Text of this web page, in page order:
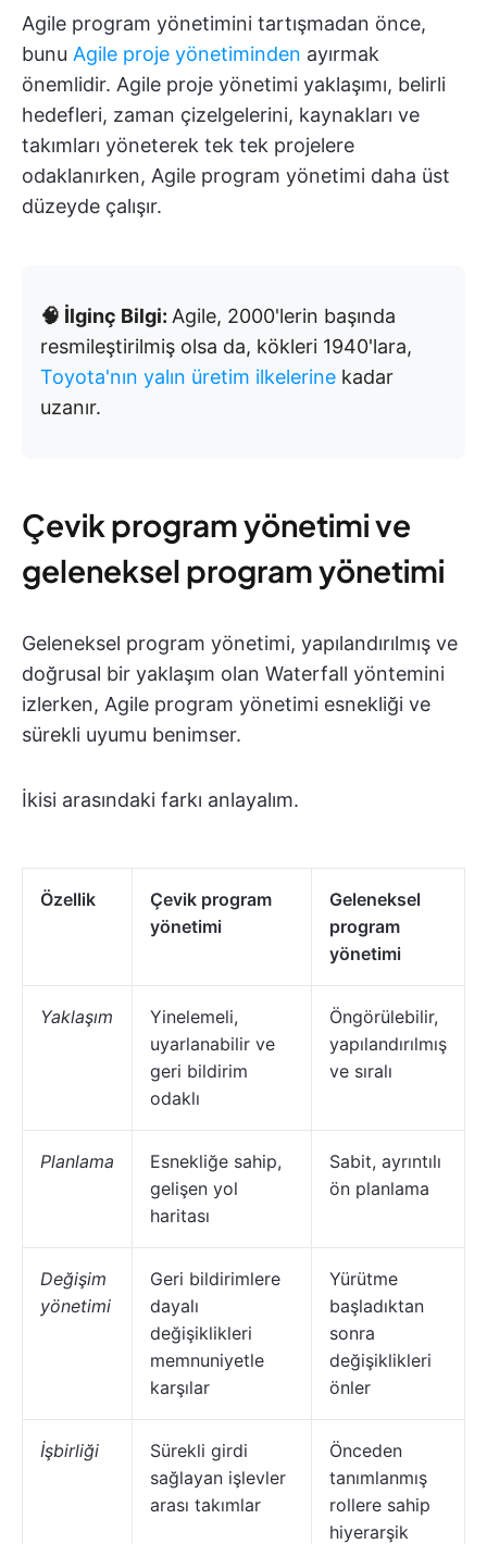
Agile program yönetimini tartışmadan önce,
bunu Agile proje yönetiminden ayırmak
önemlidir. Agile proje yönetimi yaklaşımı, belirli
hedefleri, zaman çizelgelerini, kaynakları ve
takımları yöneterek tek tek projelere
odaklanırken, Agile program yönetimi daha üst
düzeyde çalışır.
🧠 İlginç Bilgi: Agile, 2000'lerin başında
resmileştirilmiş olsa da, kökleri 1940'lara,
Toyota'nın yalın üretim ilkelerine kadar
uzanır.
Çevik program yönetimi ve
geleneksel program yönetimi
Geleneksel program yönetimi, yapılandırılmış ve
doğrusal bir yaklaşım olan Waterfall yöntemini
izlerken, Agile program yönetimi esnekliği ve
sürekli uyumu benimser.
İkisi arasındaki farkı anlayalım.
Özellik
Çevik program
yönetimi
Geleneksel
program
yönetimi
Yaklaşım
Yinelemeli,
uyarlanabilir ve
geri bildirim
odaklı
Öngörülebilir,
yapılandırılmış
ve sıralı
Planlama
Esnekliğe sahip,
gelişen yol
haritası
Sabit, ayrıntılı
ön planlama
Değişim
yönetimi
Geri bildirimlere
dayalı
değişiklikleri
memnuniyetle
karşılar
Yürütme
başladıktan
sonra
değişiklikleri
önler
İşbirliği
Sürekli girdi
sağlayan işlevler
arası takımlar
Önceden
tanımlanmış
rollere sahip
hiyerarşik